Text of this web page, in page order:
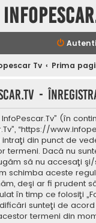
Tv Prima
-
(în
“https://
din punct de
termeni. Dacă nu
să nu accesaţi
schimba aceste
deşi ar fi prudent
în timp ce folosiţi
sunteţi de
termeni din